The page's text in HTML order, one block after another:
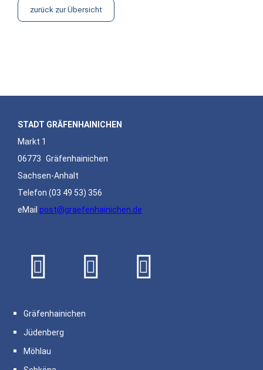
zurück zur Übersicht
STADT GRÄFENHAINICHEN
Markt 1
06773 Gräfenhainichen
Sachsen-Anhalt
Telefon (03 49 53) 356
eMail post@graefenhainichen.de
Gräfenhainichen
Jüdenberg
Möhlau